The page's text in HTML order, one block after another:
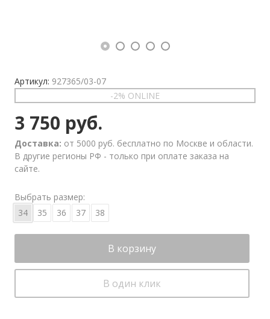
Артикул: 927365/03-07
-2% ONLINE
3 750 руб.
Доставка: от 5000 руб. бесплатно по Москве и области.
В другие регионы РФ - только при оплате заказа на
сайте.
Выбрать размер:
34
35 36 37 38
В корзину
В один клик